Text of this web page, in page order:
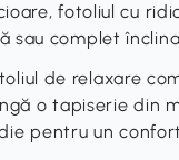
fotoliul cu
sau complet
de relaxare
o tapiserie din
pentru un